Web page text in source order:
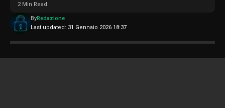
Last updated: 31 Gennaio 2026 18:37
ByRedazione
2 Min Read